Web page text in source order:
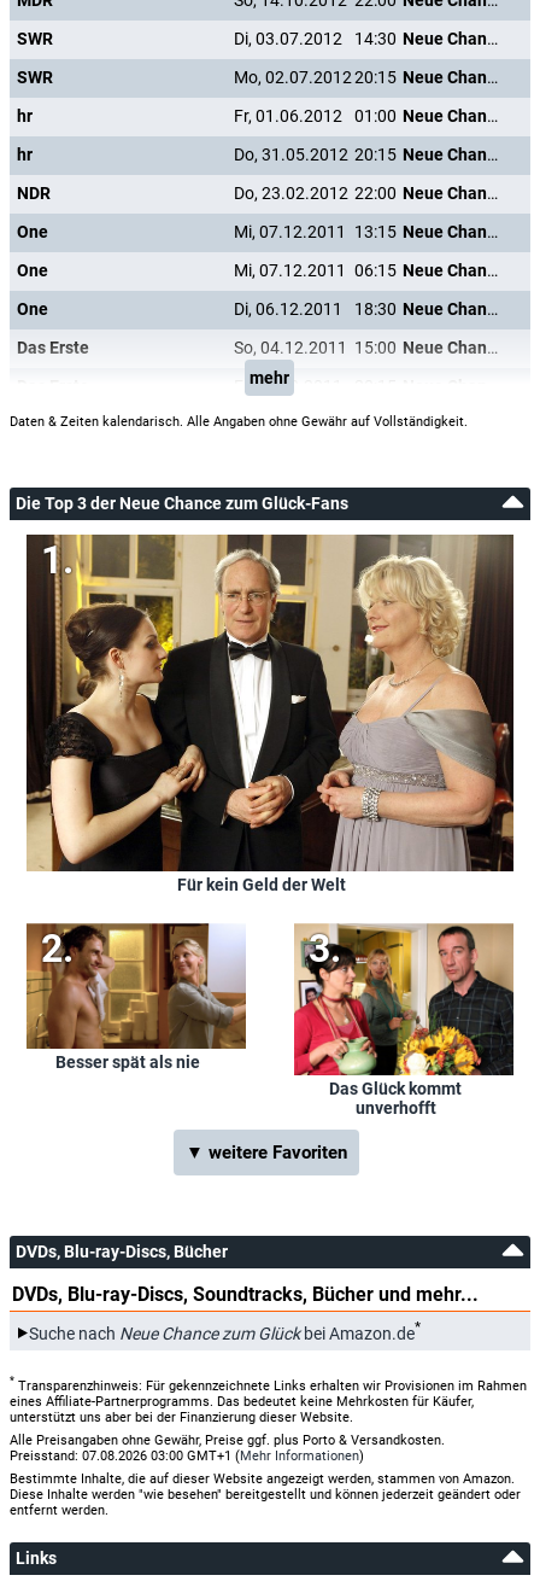
SWR
Di, 03.07.2012 14:30
Neue Chance zum Glück
SWR
Mo, 02.07.201220:15
Neue Chance zum Glück
hr
Fr, 01.06.2012 01:00
Neue Chance zum Glück
hr
Do, 31.05.2012 20:15
Neue Chance zum Glück
NDR
Do, 23.02.2012 22:00
Neue Chance zum Glück
One
Mi, 07.12.2011 13:15
Neue Chance zum Glück
One
Mi, 07.12.2011 06:15
Neue Chance zum Glück
One
Di, 06.12.2011 18:30
Neue Chance zum Glück
Das Erste
So, 04.12.2011 15:00
Neue Chance zum Glück
Fr, 02.12.2011
mehr
Daten & Zeiten kalendarisch. Alle Angaben ohne Gewähr auf Vollständigkeit.
Die Top 3 der Neue Chance zum Glück-Fans
Für kein Geld der Welt
Besser spät als nie
Das Glück kommt
unverhofft
▼ weitere Favoriten
DVDs, Blu-ray-Discs, Bücher
DVDs, Blu-ray-Discs, Soundtracks, Bücher und mehr...
Suche nach Neue Chance zum Glückbei Amazon.de*
* Transparenzhinweis: Für gekennzeichnete Links erhalten wir Provisionen im Rahmen
eines Affiliate-Partnerprogramms. Das bedeutet keine Mehrkosten für Käufer,
unterstützt uns aber bei der Finanzierung dieser Website.
Alle Preisangaben ohne Gewähr, Preise ggf. plus Porto & Versandkosten.
Preisstand: 07.08.2026 03:00 GMT+1 (Mehr Informationen)
Bestimmte Inhalte, die auf dieser Website angezeigt werden, stammen von Amazon.
Diese Inhalte werden "wie besehen" bereitgestellt und können jederzeit geändert oder
entfernt werden.
Links